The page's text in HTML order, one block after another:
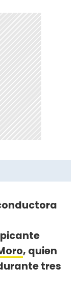
, quien
tres